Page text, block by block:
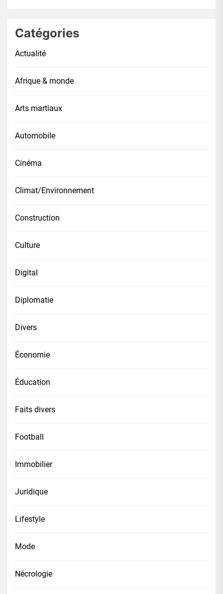
Catégories
Actualité
Afrique & monde
Arts martiaux
Automobile
Cinéma
Climat/Environnement
Construction
Culture
Digital
Diplomatie
Divers
Économie
Éducation
Faits divers
Football
Immobilier
Juridique
Lifestyle
Mode
Nécrologie